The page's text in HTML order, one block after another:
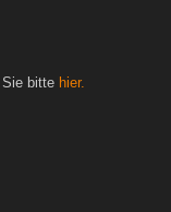
bitte hier.